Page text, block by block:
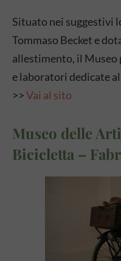
Situato nei suggestivi
Tommaso Becket e
allestimento, il
e laboratori dedicate
>>Vai al sito
Museo delle
Bicicletta –